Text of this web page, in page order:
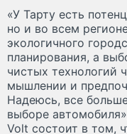
«У Тарту есть
но и во всем
экологичного
планирования, а
чистых технологий
мышлении и
Надеюсь, все
выборе
Volt состоит в том,